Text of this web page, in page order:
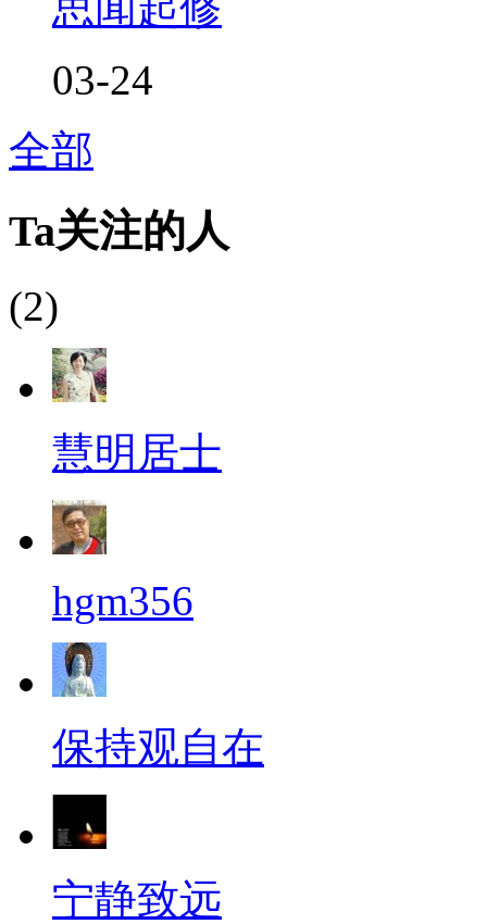
03-24
全部
Ta关注的人
(2)
慧明居士
hgm356
保持观自在
宁静致远